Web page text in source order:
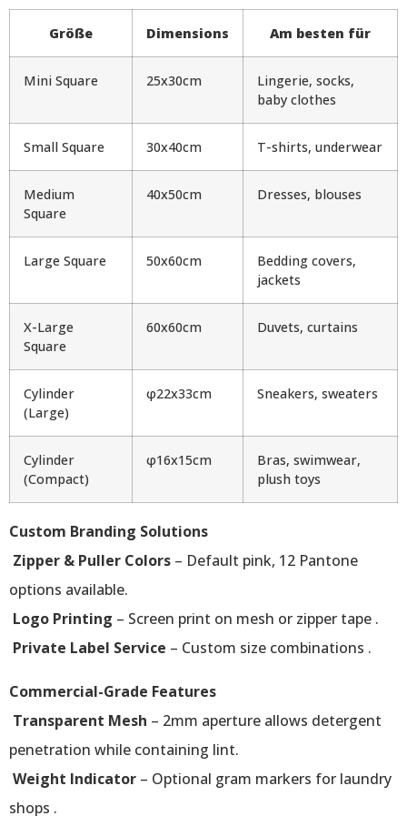
Größe Dimensions Am besten für
Mini Square 25x30cm
Lingerie, socks,
baby clothes
Small Square 30x40cm T-shirts, underwear
Medium
Square
40x50cm Dresses, blouses
Large Square 50x60cm
Bedding covers,
jackets
X-Large
Square
60x60cm Duvets, curtains
Cylinder
(Large)
φ22x33cm Sneakers, sweaters
Cylinder
(Compact)
φ16x15cm
Bras, swimwear,
plush toys
Custom Branding Solutions
Zipper & Puller Colors – Default pink, 12 Pantone
options available.
Logo Printing – Screen print on mesh or zipper tape .
Private Label Service – Custom size combinations .
Commercial-Grade Features
Transparent Mesh – 2mm aperture allows detergent
penetration while containing lint.
Weight Indicator – Optional gram markers for laundry
shops .